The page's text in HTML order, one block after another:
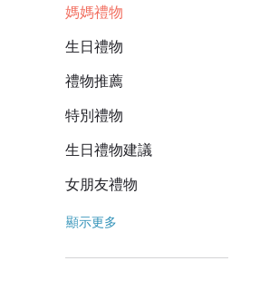
媽媽禮物
生日禮物
禮物推薦
特別禮物
生日禮物建議
女朋友禮物
顯示更多